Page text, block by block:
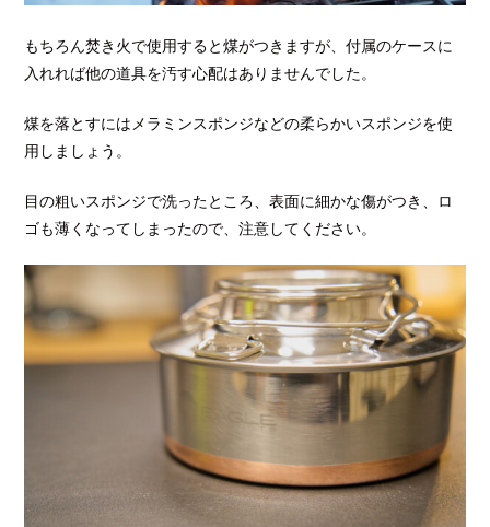
もちろん焚き火で使用すると煤がつきますが、付属のケースに
入れれば他の道具を汚す心配はありませんでした。
煤を落とすにはメラミンスポンジなどの柔らかいスポンジを使
用しましょう。
目の粗いスポンジで洗ったところ、表面に細かな傷がつき、ロ
ゴも薄くなってしまったので、注意してください。